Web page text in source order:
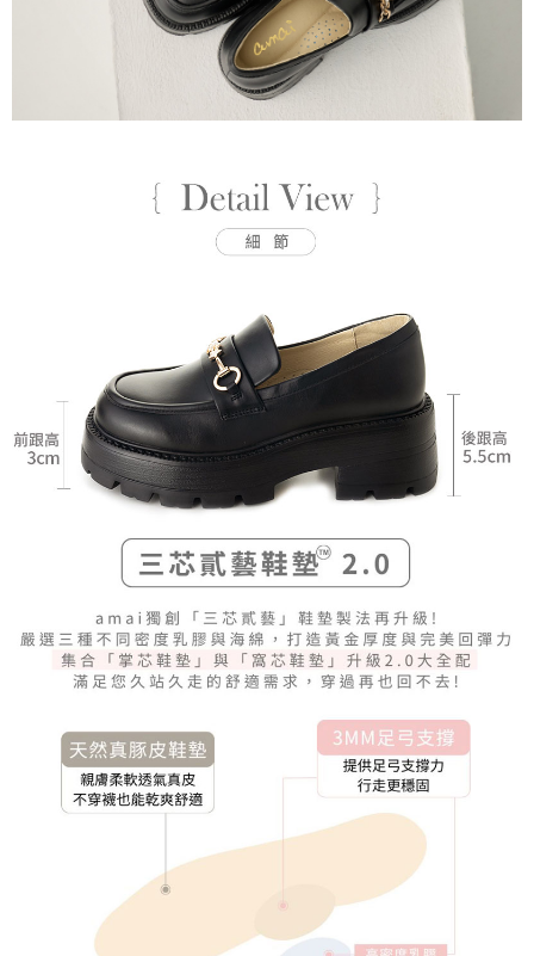
請求用戶進行身份認證。
５．嚴禁一人註冊多個帳號或使用他人資訊註冊。若發現惡意使用之情形，
恩沛科技股份有限公司將有權停止該用戶之使用額度並採取法律行動。
每筆NT$80，滿NT$799(含以上)免運費